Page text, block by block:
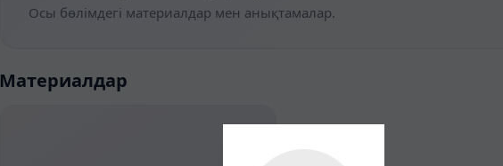
Осы бөлімдегі материалдар мен анықтамалар.
Материалдар